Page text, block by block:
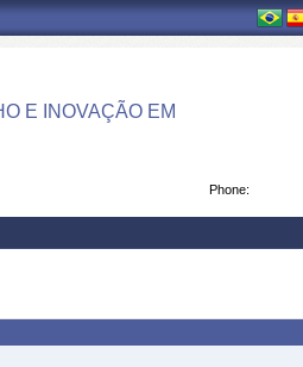
E INOVAÇÃO EM
Phone: